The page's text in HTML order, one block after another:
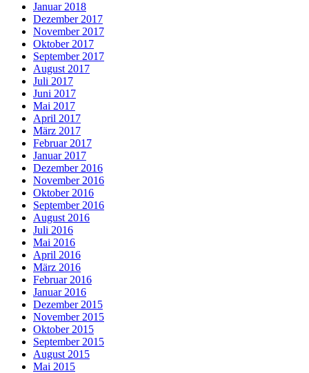
Januar 2018
Dezember 2017
November 2017
Oktober 2017
September 2017
August 2017
Juli 2017
Juni 2017
Mai 2017
April 2017
März 2017
Februar 2017
Januar 2017
Dezember 2016
November 2016
Oktober 2016
September 2016
August 2016
Juli 2016
Mai 2016
April 2016
März 2016
Februar 2016
Januar 2016
Dezember 2015
November 2015
Oktober 2015
September 2015
August 2015
Mai 2015